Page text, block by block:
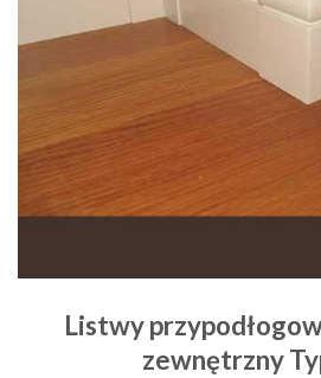
Listwy
zewnętrzny